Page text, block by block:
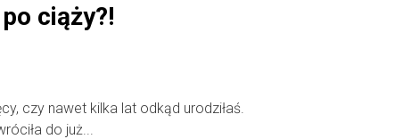
ciąży?!
czy nawet kilka lat odkąd urodziłaś.
do już...